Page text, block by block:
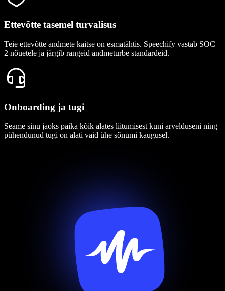
Ettevõtte tasemel turvalisus
Teie ettevõtte andmete kaitse on esmatähtis. Speechify vastab SOC
2 nõuetele ja järgib rangeid andmeturbe standardeid.
Onboarding ja tugi
Seame sinu jaoks paika kõik alates liitumisest kuni arvelduseni ning
pühendunud tugi on alati vaid ühe sõnumi kaugusel.